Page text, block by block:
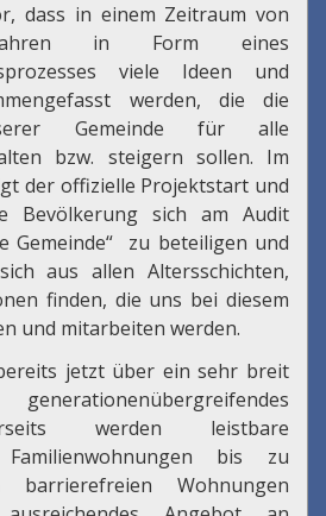
dass in einem Zeitraum von
in Form eines
viele Ideen und
werden, die die
Gemeinde für alle
bzw. steigern sollen. Im
der offizielle Projektstart und
Bevölkerung sich am Audit
Gemeinde“ zu beteiligen und
aus allen Altersschichten,
finden, die uns bei diesem
und mitarbeiten werden.
jetzt über ein sehr breit
werden leistbare
Familienwohnungen bis zu
barrierefreien Wohnungen